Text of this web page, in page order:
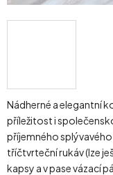
Nádherné a elegantní
příležitost i
příjemného
tříčtvrteční rukáv (lze
kapsy a v pase vázací